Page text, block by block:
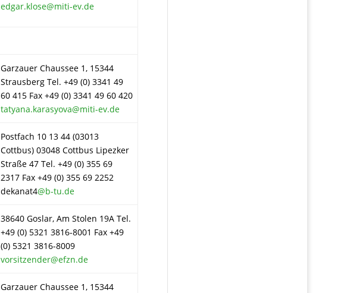
edgar.klose@miti-ev.de
Garzauer Chaussee 1, 15344
Strausberg Tel. +49 (0) 3341 49
60 415 Fax +49 (0) 3341 49 60 420
tatyana.karasyova@miti-ev.de
Postfach 10 13 44 (03013
Cottbus) 03048 Cottbus Lipezker
Straße 47 Tel. +49 (0) 355 69
2317 Fax +49 (0) 355 69 2252
dekanat4@b-tu.de
38640 Goslar, Am Stolen 19A Tel.
+49 (0) 5321 3816-8001 Fax +49
(0) 5321 3816-8009
vorsitzender@efzn.de
Garzauer Chaussee 1, 15344